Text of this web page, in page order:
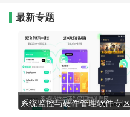
最新专题
系统监控与硬件管理软件专区